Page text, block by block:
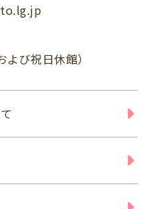
び祝日休館）